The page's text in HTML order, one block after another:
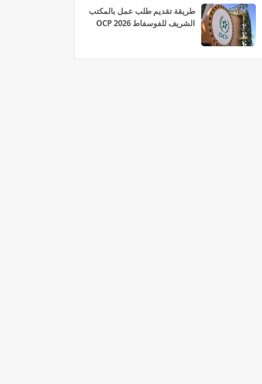
طريقة تقديم طلب عمل بالمكتب
الشريف للفوسفاط OCP 2026